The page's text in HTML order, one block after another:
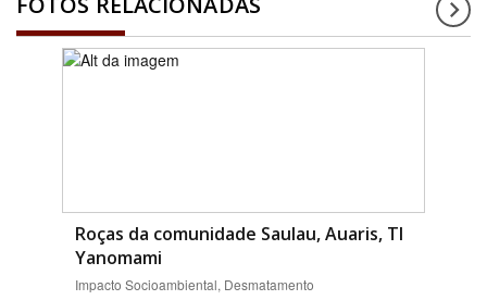
Roças da comunidade Saulau, Auaris, TI
Yanomami
Impacto Socioambiental, Desmatamento